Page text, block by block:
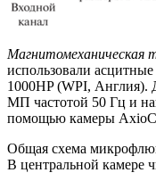
Магнитомеханическая
использовали
1000HP (WPI, Англия).
МП частотой 50 Гц и
помощью камеры
Общая схема
В центральной камере